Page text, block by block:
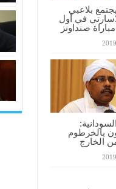
بلاعبي
في أول
صنداونز
بالخرطوم
الخارج